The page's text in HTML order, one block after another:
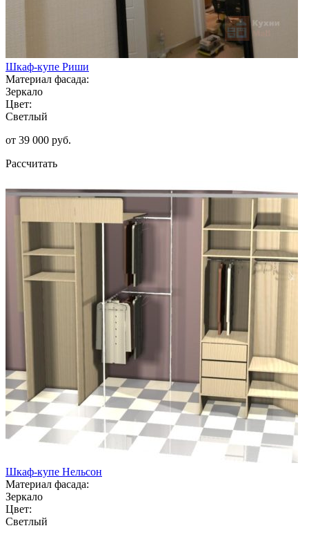
Шкаф-купе Риши
Материал фасада:
Зеркало
Цвет:
Светлый
от 39 000 руб.
Рассчитать
Шкаф-купе Нельсон
Материал фасада:
Зеркало
Цвет:
Светлый